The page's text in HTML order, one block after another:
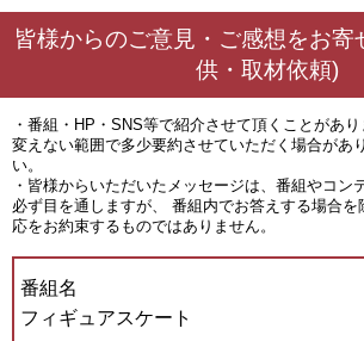
皆様からのご意見・ご感想をお寄
供・取材依頼)
・番組・HP・SNS等で紹介させて頂くことがあ
変えない範囲で多少要約させていただく場合があ
い。
・皆様からいただいたメッセージは、番組やコン
必ず目を通しますが、 番組内でお答えする場合
応をお約束するものではありません。
番組名
フィギュアスケート